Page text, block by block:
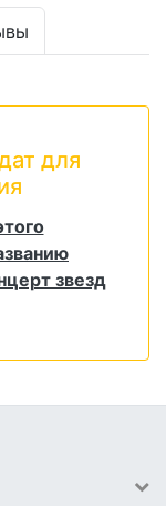
для
звезд